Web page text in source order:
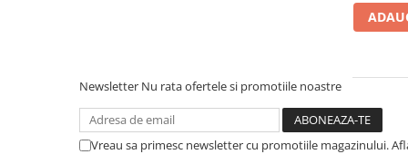
Newsletter Nu rata ofertele si promotiile noastre
Vreau sa primesc newsletter cu promotiile magazinului.